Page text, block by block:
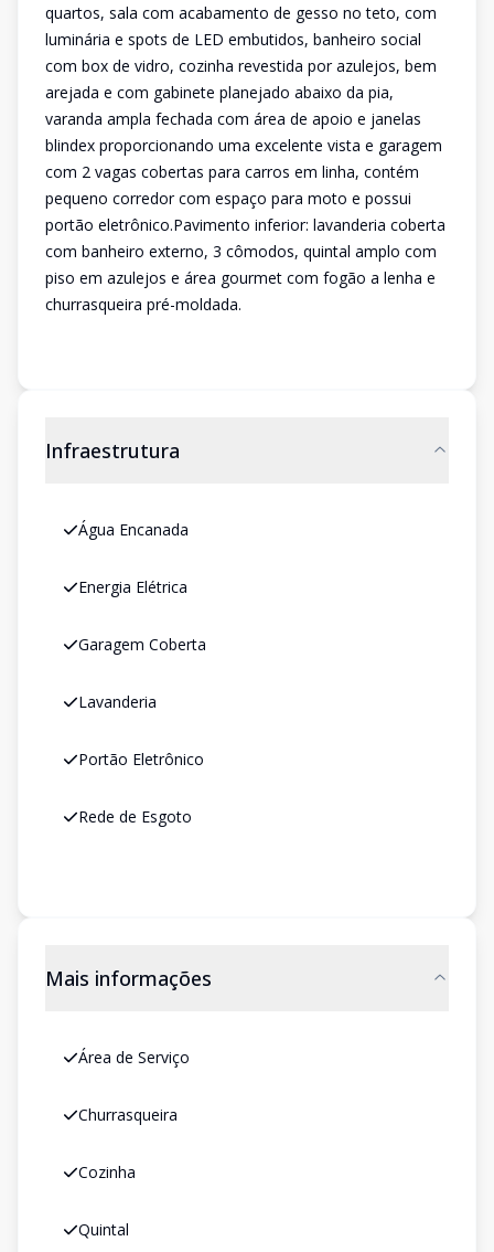
quartos, sala com acabamento de gesso no teto, com
luminária e spots de LED embutidos, banheiro social
com box de vidro, cozinha revestida por azulejos, bem
arejada e com gabinete planejado abaixo da pia,
varanda ampla fechada com área de apoio e janelas
blindex proporcionando uma excelente vista e garagem
com 2 vagas cobertas para carros em linha, contém
pequeno corredor com espaço para moto e possui
portão eletrônico.Pavimento inferior: lavanderia coberta
com banheiro externo, 3 cômodos, quintal amplo com
piso em azulejos e área gourmet com fogão a lenha e
churrasqueira pré-moldada.
Infraestrutura
Água Encanada
Energia Elétrica
Garagem Coberta
Lavanderia
Portão Eletrônico
Rede de Esgoto
Mais informações
Área de Serviço
Churrasqueira
Cozinha
Quintal